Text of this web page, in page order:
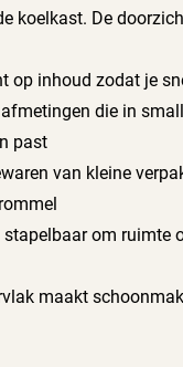
koelkast. De
zonder alles uit te
past in smalle
rust in je koelruimte.
op inhoud zodat je
die in
past
van kleine
stapelbaar om ruimte
maakt